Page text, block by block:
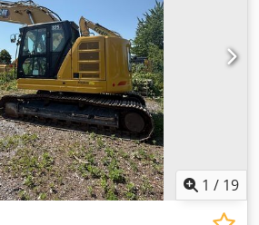
1 / 19